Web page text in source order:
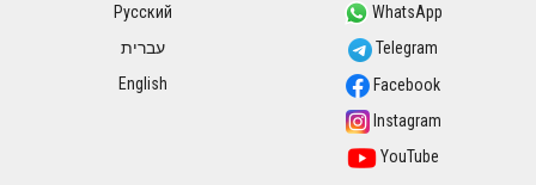
Русский
עברית
English
WhatsApp
Telegram
Facebook
Instagram
YouTube